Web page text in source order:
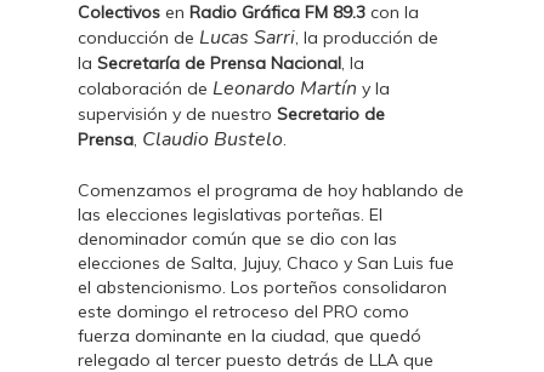
Colectivos enRadio Gráfica FM 89.3con la
conducción de Lucas Sarri, la producción de
laSecretaría de Prensa Nacional, la
colaboración de Leonardo Martín y la
supervisión y de nuestroSecretario de
Prensa, Claudio Bustelo.
Comenzamos el programa de hoy hablando de
las elecciones legislativas porteñas. El
denominador común que se dio con las
elecciones de Salta, Jujuy, Chaco y San Luis fue
el abstencionismo. Los porteños consolidaron
este domingo el retroceso del PRO como
fuerza dominante en la ciudad, que quedó
relegado al tercer puesto detrás de LLA que